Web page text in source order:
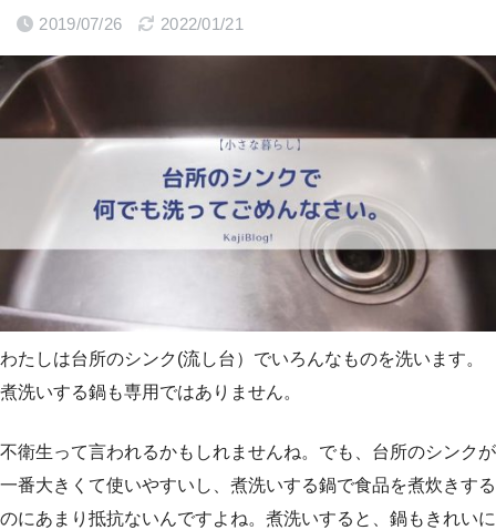
2019/07/26 2022/01/21
わたしは台所のシンク(流し台）でいろんなものを洗います。
煮洗いする鍋も専用ではありません。
不衛生って言われるかもしれませんね。でも、台所のシンクが
一番大きくて使いやすいし、煮洗いする鍋で食品を煮炊きする
のにあまり抵抗ないんですよね。煮洗いすると、鍋もきれいに